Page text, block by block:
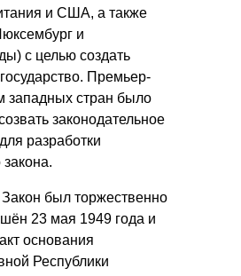
и США, а также
и
с целью создать
Премьер-
западных стран было
законодательное
разработки
был торжественно
23 мая 1949 года и
основания
Республики